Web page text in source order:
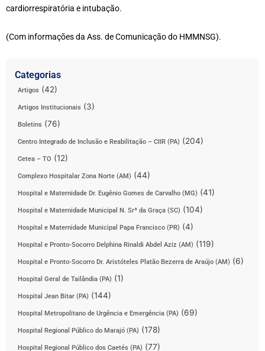
cardiorrespiratória e intubação.
(Com informações da Ass. de Comunicação do HMMNSG).
Categorias
Artigos (42)
Artigos Institucionais (3)
Boletins (76)
Centro Integrado de Inclusão e Reabilitação – CIIR (PA) (204)
Cetea – TO (12)
Complexo Hospitalar Zona Norte (AM) (44)
Hospital e Maternidade Dr. Eugênio Gomes de Carvalho (MG) (41)
Hospital e Maternidade Municipal N. Srª da Graça (SC) (104)
Hospital e Maternidade Municipal Papa Francisco (PR) (4)
Hospital e Pronto-Socorro Delphina Rinaldi Abdel Aziz (AM) (119)
Hospital e Pronto-Socorro Dr. Aristóteles Platão Bezerra de Araújo (AM) (6)
Hospital Geral de Tailândia (PA) (1)
Hospital Jean Bitar (PA) (144)
Hospital Metropolitano de Urgência e Emergência (PA) (69)
Hospital Regional Público do Marajó (PA) (178)
Hospital Regional Público dos Caetés (PA) (77)